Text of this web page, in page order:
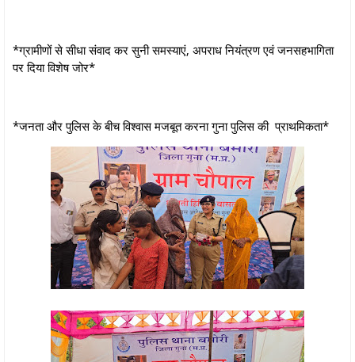
*ग्रामीणों से सीधा संवाद कर सुनी समस्याएं, अपराध नियंत्रण एवं जनसहभागिता
पर दिया विशेष जोर*
*जनता और पुलिस के बीच विश्वास मजबूत करना गुना पुलिस की प्राथमिकता*